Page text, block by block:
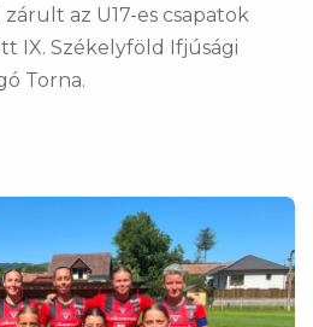
az U17-es csapatok
IX. Székelyföld Ifjúsági
Torna.